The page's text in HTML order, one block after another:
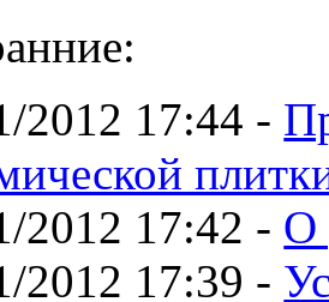
2012 17:44 -
2012 17:42 - О
2012 17:39 -